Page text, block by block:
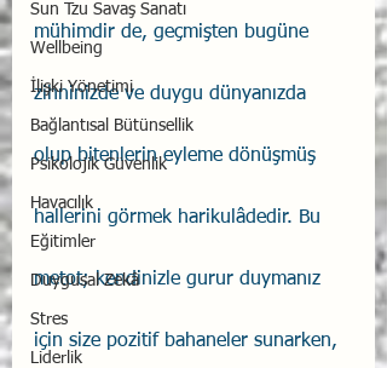
Sun Tzu Savaş Sanatı
Wellbeing
İlişki Yönetimi
Bağlantısal Bütünsellik
Psikolojik Güvenlik
Havacılık
Eğitimler
Duygusal Zekâ
Stres
Liderlik
mühimdir de, geçmişten bugüne
zihninizde ve duygu dünyanızda
olup bitenlerin eyleme dönüşmüş
hallerini görmek harikulâdedir. Bu
metot; kendinizle gurur duymanız
için size pozitif bahaneler sunarken,